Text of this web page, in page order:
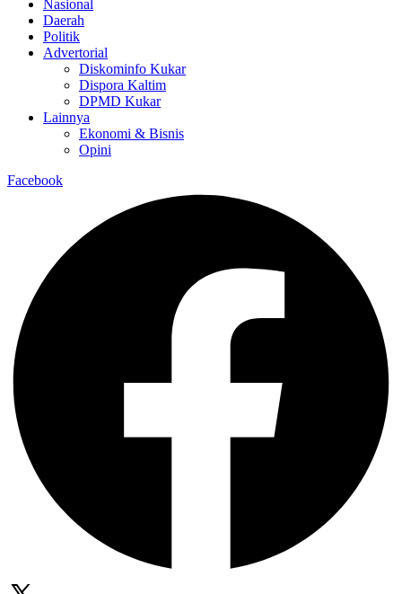
Nasional
Daerah
Politik
Advertorial
Diskominfo Kukar
Dispora Kaltim
DPMD Kukar
Lainnya
Ekonomi & Bisnis
Opini
Facebook